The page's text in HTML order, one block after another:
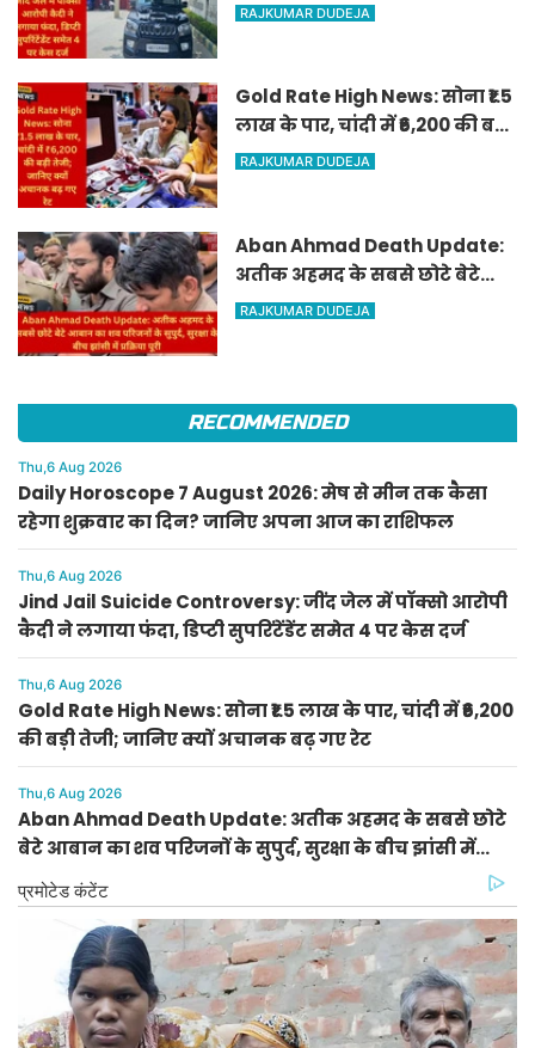
आरोपी कैदी ने लगाया फंदा, डिप्टी
RAJKUMAR DUDEJA
Gold Rate High News: सोना ₹1.5
लाख के पार, चांदी में ₹6,200 की बड़ी
तेजी; जानिए क्यों अचानक बढ़ गए
RAJKUMAR DUDEJA
Aban Ahmad Death Update:
अतीक अहमद के सबसे छोटे बेटे
आबान का शव परिजनों के सुपुर्द,
RAJKUMAR DUDEJA
RECOMMENDED
Thu,6 Aug 2026
Daily Horoscope 7 August 2026: मेष से मीन तक कैसा
रहेगा शुक्रवार का दिन? जानिए अपना आज का राशिफल
Thu,6 Aug 2026
Jind Jail Suicide Controversy: जींद जेल में पॉक्सो आरोपी
कैदी ने लगाया फंदा, डिप्टी सुपरिंटेंडेंट समेत 4 पर केस दर्ज
Thu,6 Aug 2026
Gold Rate High News: सोना ₹1.5 लाख के पार, चांदी में ₹6,200
की बड़ी तेजी; जानिए क्यों अचानक बढ़ गए रेट
Thu,6 Aug 2026
Aban Ahmad Death Update: अतीक अहमद के सबसे छोटे
बेटे आबान का शव परिजनों के सुपुर्द, सुरक्षा के बीच झांसी में
प्रक्रिया पूरी